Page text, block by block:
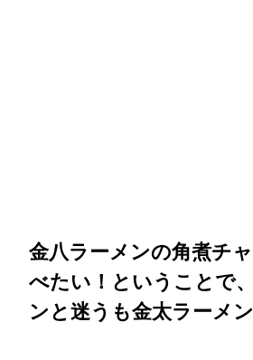
金八ラーメンの角煮チ
べたい！ということで
ンと迷うも金太ラーメ